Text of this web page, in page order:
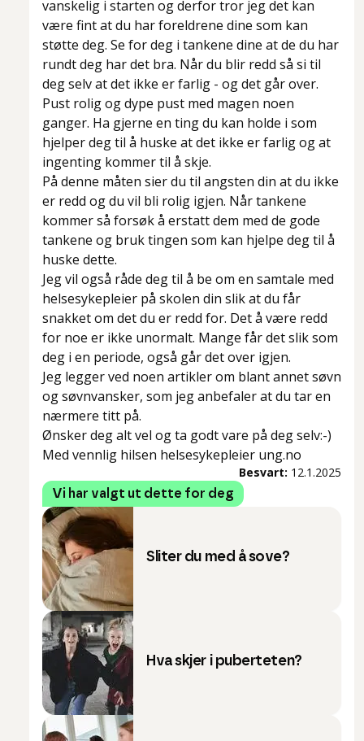
vanskelig i starten og derfor tror jeg det kan
være fint at du har foreldrene dine som kan
støtte deg. Se for deg i tankene dine at de du har
rundt deg har det bra. Når du blir redd så si til
deg selv at det ikke er farlig - og det går over.
Pust rolig og dype pust med magen noen
ganger. Ha gjerne en ting du kan holde i som
hjelper deg til å huske at det ikke er farlig og at
ingenting kommer til å skje.
På denne måten sier du til angsten din at du ikke
er redd og du vil bli rolig igjen. Når tankene
kommer så forsøk å erstatt dem med de gode
tankene og bruk tingen som kan hjelpe deg til å
huske dette.
Jeg vil også råde deg til å be om en samtale med
helsesykepleier på skolen din slik at du får
snakket om det du er redd for. Det å være redd
for noe er ikke unormalt. Mange får det slik som
deg i en periode, også går det over igjen.
Jeg legger ved noen artikler om blant annet søvn
og søvnvansker, som jeg anbefaler at du tar en
nærmere titt på.
Ønsker deg alt vel og ta godt vare på deg selv:-)
Med vennlig hilsen helsesykepleier ung.no
Besvart: 12.1.2025
Vi har valgt ut dette for deg
Sliter du med å sove?
Hva skjer i puberteten?